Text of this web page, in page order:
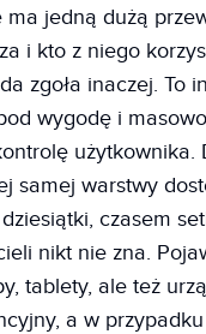
ma jedną dużą
i kto z niego
zgoła inaczej. To
wygodę i
użytkownika.
samej warstwy
czasem
nikt nie zna.
tablety, ale też
a w